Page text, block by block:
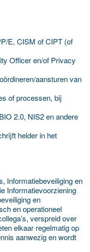
E, CISM of CIPT (of
Officer en/of Privacy
aansturen van
of processen, bij
2.0, NIS2 en andere
helder in het
Informatiebeveiliging en
Informatievoorziening
en
en operationeel
verspreid over
elkaar regelmatig op
aanwezig en wordt